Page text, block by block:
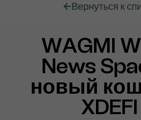
←Вернуться к
WAGMI
News
новый
XDEFI